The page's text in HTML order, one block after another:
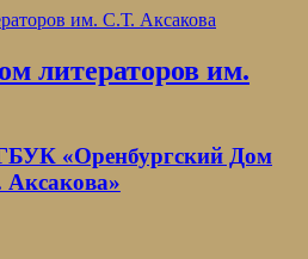
литераторов им.
«Оренбургский Дом
Аксакова»